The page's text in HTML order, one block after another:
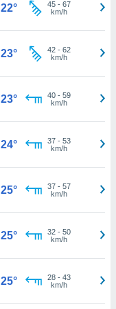
22° 45- 67
km/h
23° 42- 62
km/h
23° 40- 59
km/h
24° 37- 53
km/h
25° 37- 57
km/h
25° 32- 50
km/h
25° 28- 43
km/h